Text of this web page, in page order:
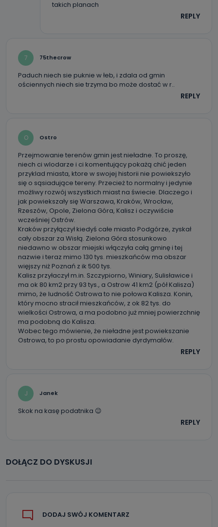
takich planach
REPLY
7 75thecrow
Paduch niech sie puknie w łeb, i zdala od gmin
ościennych niech sie trzyma bo może dostać w r..
REPLY
O Ostro
Przejmowanie terenów gmin jest nieładne. To proszę,
niech ci wlodarze i ci komentujący pokażą chić jeden
przyklad miasta, ktore w swojej historii nie powiekszyło
się o sąsiadujące tereny. Przecież to normalny i jedynie
możliwy rozwój wszystkich miast na świecie. Dlaczego i
jak powiekszały się Warszawa, Kraków, Wrocław,
Rzeszów, Opole, Zielona Góra, Kalisz i oczywiście
wcześniej Ostrów.
Kraków przyłączył kiedyś całe miasto Podgórze, zyskał
cały obszar za Wisłą. Zielona Góra stosunkowo
niedawno w obszar miejski włączyła całą gminę i tej
nazwie i teraz mimo 130 tys. mieszkańców ma obszar
więjszy niż Poznań z ik 500 tys.
Kalisz przyłaczył m.in. Szczypiorno, Winiary, Sulisławice i
ma ok 80 km2 przy 93 tys., a Ostrow 41 km2 (pół Kalisza)
mimo, że ludność Ostrowa to nie połowa Kalisza. Konin,
który mocno stracił mieszkańców, z ok 82 tys. do
wielkości Ostrowa, a ma podobno już mniej powierzchnię
ma podobną do Kalisza.
Wobec tego mówienie, że nieładne jest powiekszanie
Ostrowa, to po prostu opowiadanie dyrdymałów.
REPLY
J Janek
Skok na kasę podatnika 😉
REPLY
DOŁĄCZ DO DYSKUSJI
DODAJ SWÓJ KOMENTARZ